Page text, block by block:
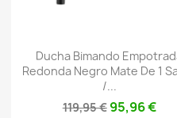
Vista rápida
Ducha Bimando
Redonda Negro Mate De 1
/...
119,95 € 95,96 €